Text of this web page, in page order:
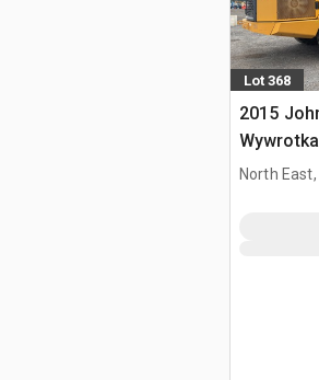
Lot 368
2015
North East,